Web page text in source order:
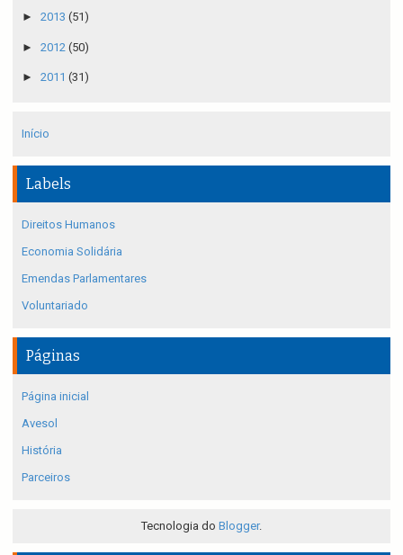
► 2013 (51)
► 2012 (50)
► 2011 (31)
Início
Labels
Direitos Humanos
Economia Solidária
Emendas Parlamentares
Voluntariado
Páginas
Página inicial
Avesol
História
Parceiros
Tecnologia do Blogger.